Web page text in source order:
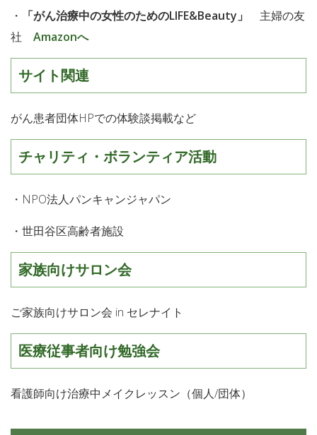
・ 「がん治療中の女性のためのLIFE&Beauty」
主婦の友
社 Amazonへ
サイト関連
がん患者団体HPでの体験談掲載など
チャリティ・ボランティア活動
・NPO法人パンキャンジャパン
・世田谷区高齢者施設
家族向けサロン会
ご家族向けサロン会 in セレナイト
医療従事者向け勉強会
看護師向け治療中メイクレッスン（個人/団体）